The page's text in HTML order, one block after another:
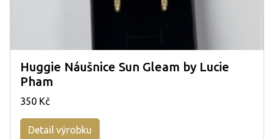
Huggie Náušnice Sun Gleam by Lucie
Pham
350 Kč
Detail výrobku